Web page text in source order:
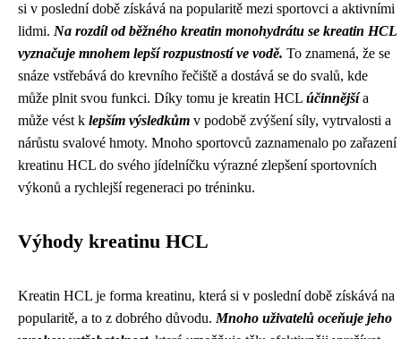
si v poslední době získává na popularitě mezi sportovci a aktivními
lidmi. Na rozdíl od běžného kreatin monohydrátu se kreatin HCL
vyznačuje mnohem lepší rozpustností ve vodě. To znamená, že se
snáze vstřebává do krevního řečiště a dostává se do svalů, kde
může plnit svou funkci. Díky tomu je kreatin HCL účinnějšía
může vést k lepším výsledkům v podobě zvýšení síly, vytrvalosti a
nárůstu svalové hmoty. Mnoho sportovců zaznamenalo po zařazení
kreatinu HCL do svého jídelníčku výrazné zlepšení sportovních
výkonů a rychlejší regeneraci po tréninku.
Výhody kreatinu HCL
Kreatin HCL je forma kreatinu, která si v poslední době získává na
popularitě, a to z dobrého důvodu. Mnoho uživatelů oceňuje jeho